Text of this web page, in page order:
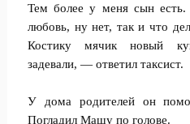
Тем более у меня сын
любовь, ну нет, так и что
Костику мячик новый
задевали, — ответил таксист.
У дома родителей он
Погладил Машу по голове.